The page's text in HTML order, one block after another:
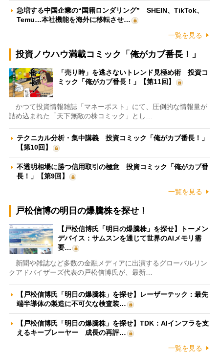
急増する中国企業の“国籍ロンダリング” SHEIN、TikTok、
Temu…本社機能を海外に移転させ…
一覧を見る
投資ノウハウ満載コミック「俺がカブ番長！」
「売り時」を逃さないトレンド見極め術 投資コ
ミック「俺がカブ番長！」【第11回】
かつて投資情報雑誌「マネーポスト」にて、圧倒的な情報量が
詰め込まれた「天下無敵の株コミック」とし…
テクニカル分析・集中講義 投資コミック「俺がカブ番長！」
【第10回】
不透明相場に勝つ信用取引の極意 投資コミック「俺がカブ番
長！」【第9回】
一覧を見る
戸松信博の明日の爆騰株を探せ！
【戸松信博氏「明日の爆騰株」を探せ】トーメン
デバイス：サムスンを通じて世界のAIメモリ需
要…
新聞や雑誌など多数の金融メディアに出演するグローバルリン
クアドバイザーズ代表の戸松信博氏が、最新…
【戸松信博氏「明日の爆騰株」を探せ】レーザーテック：最先
端半導体の製造に不可欠な検査装…
【戸松信博氏「明日の爆騰株」を探せ】TDK：AIインフラを支
えるキープレーヤー 成長の再評…
一覧を見る